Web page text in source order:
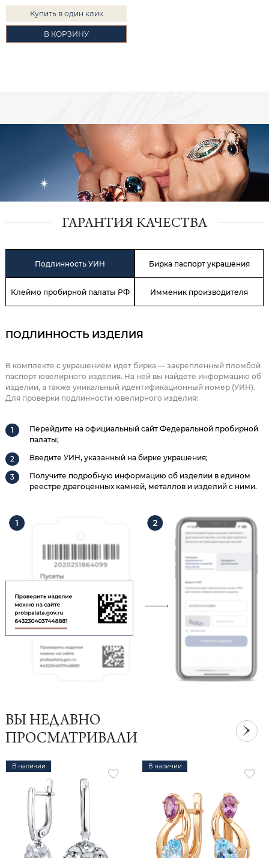
Купить в один клик
В КОРЗИНУ
ГАРАНТИЯ КАЧЕСТВА
Подлинность УИН Бирка паспорт украшения
Клеймо пробирной палаты РФ Имменик производителя
ПОДЛИННОСТЬ ИЗДЕЛИЯ
В комплекте с украшением идет бирка — закрепленный пломбой
паспорт ювелирного изделия. На ней вы найдете информацию об
изделии, а также уникальный идентификационный номер (УИН).
Для проверки подлинности ювелирного изделия:
Перейдите на официальный сайт Федеральной пробирной
палаты;
Введите УИН, указанный на бирке украшения;
Получите подробную информацию об изделии в едином
реестре драгоценных камней, металлов и изделий с ними.
ВЫ НЕДАВНО
ПРОСМАТРИВАЛИ
В наличии В наличии